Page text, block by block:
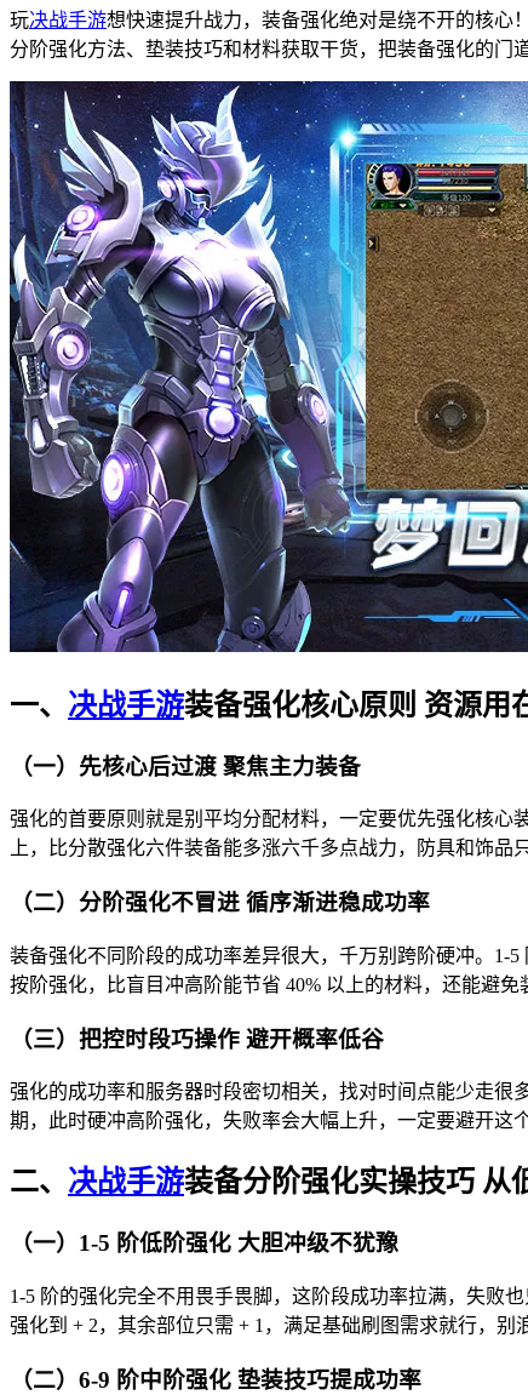
玩决战手游想快速提升战力，装备强化绝对是绕不开的核心
分阶强化方法、垫装技巧和材料获取干货，把装备强化的门
一、 决战手游装备强化核心原则 资源用
（一）先核心后过渡 聚焦主力装备
强化的首要原则就是别平均分配材料，一定要优先强化核心
上，比分散强化六件装备能多涨六千多点战力，防具和饰品
（二）分阶强化不冒进 循序渐进稳成功率
装备强化不同阶段的成功率差异很大，千万别跨阶硬冲。1-
按阶强化，比盲目冲高阶能节省 40% 以上的材料，还能避免
（三）把控时段巧操作 避开概率低谷
强化的成功率和服务器时段密切相关，找对时间点能少走很
期，此时硬冲高阶强化，失败率会大幅上升，一定要避开这个
二、 决战手游装备分阶强化实操技巧 从
（一）1-5 阶低阶强化 大胆冲级不犹豫
1-5 阶的强化完全不用畏手畏脚，这阶段成功率拉满，失败
强化到 + 2，其余部位只需 + 1，满足基础刷图需求就行，别
（二）6-9 阶中阶强化 垫装技巧提成功率